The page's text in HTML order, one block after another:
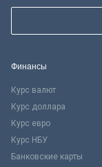
Финансы
Курс валют
Курс доллара
Курс евро
Курс НБУ
Банковские карты